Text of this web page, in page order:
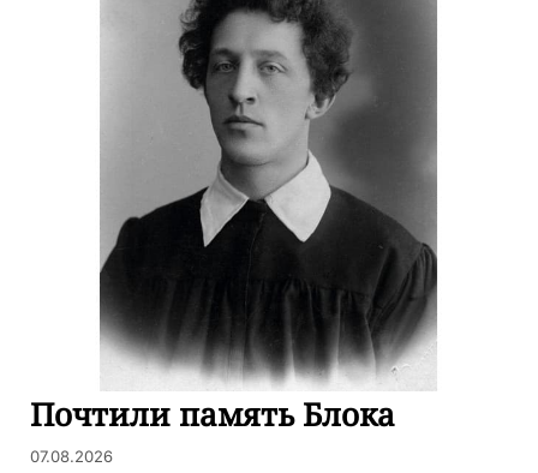
Почтили память Блока
07.08.2026